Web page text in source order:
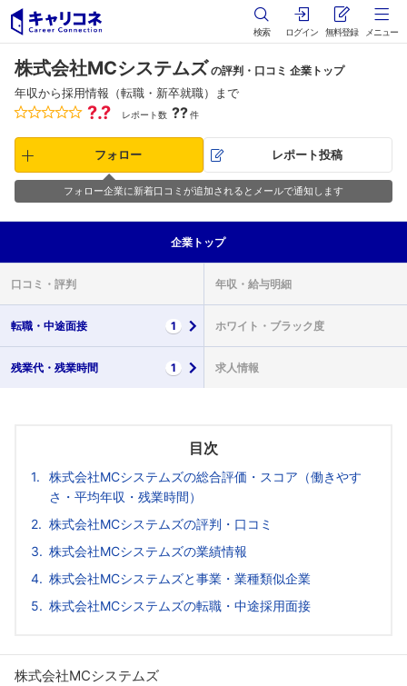
検索 ログイン 無料登録 メニュー
株式会社MCシステムズ の評判・口コミ 企業トップ
年収から採用情報（転職・新卒就職）まで
?.? レポート数 ??件
フォロー レポート投稿
フォロー企業に新着口コミが追加されるとメールで通知します
企業 トップ
口コミ・ 評判 年収・ 給与明細
転職・ 中途面接 1 ホワイト・ ブラック度
残業代・ 残業時間 1 求人情報
目次
株式会社MCシステムズの総合評価・スコア（働きやす
さ・平均年収・残業時間）
株式会社MCシステムズの評判・口コミ
株式会社MCシステムズの業績情報
株式会社MCシステムズと事業・業種類似企業
株式会社MCシステムズの転職・中途採用面接
株式会社MCシステムズ